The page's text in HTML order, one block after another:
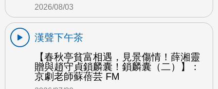
2026/08/03
漢聲下午茶
【春秋亭貧富相遇，見景傷情！薛湘靈
贈與趙守貞鎖麟囊！鎖麟囊（二）】：
京劇老師蘇蓓芸 FM